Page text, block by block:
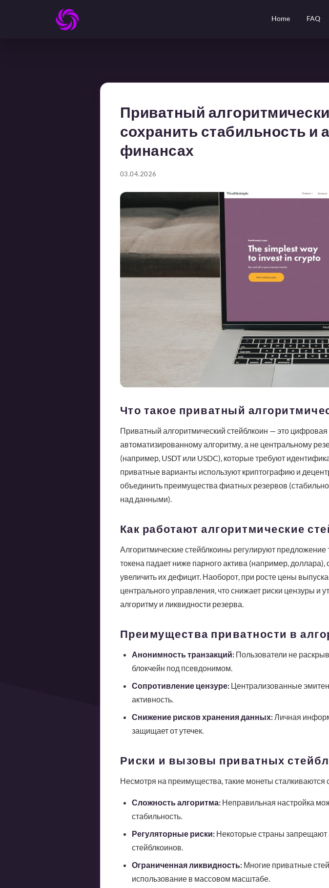
Home FAQ
Приватный
сохранить стабильность
финансах
03.04.2026
Что такое приватный
Приватный алгоритмический стейблкоин — это
автоматизированному алгоритму, а не центральному
(например, USDT или USDC), которые требуют
приватные варианты используют криптографию и
объединить преимущества фиатных резервов
над данными).
Как работают алгоритмические
Алгоритмические стейблкоины регулируют
токена падает ниже парного актива (например, доллара),
увеличить их дефицит. Наоборот, при росте цены
центрального управления, что снижает риски цензуры и
алгоритму и ликвидности резерва.
Преимущества приватности в
Анонимность транзакций:Пользователи не
блокчейн под псевдонимом.
Сопротивление цензуре:Централизованные
активность.
Снижение рисков хранения данных:Личная
защищает от утечек.
Риски и вызовы приватных
Несмотря на преимущества, такие монеты сталкиваются
Сложность алгоритма:Неправильная настройка
стабильность.
Регуляторные риски:Некоторые страны запрещают
стейблкоинов.
Ограниченная ликвидность:Многие приватные
использование в массовом масштабе.